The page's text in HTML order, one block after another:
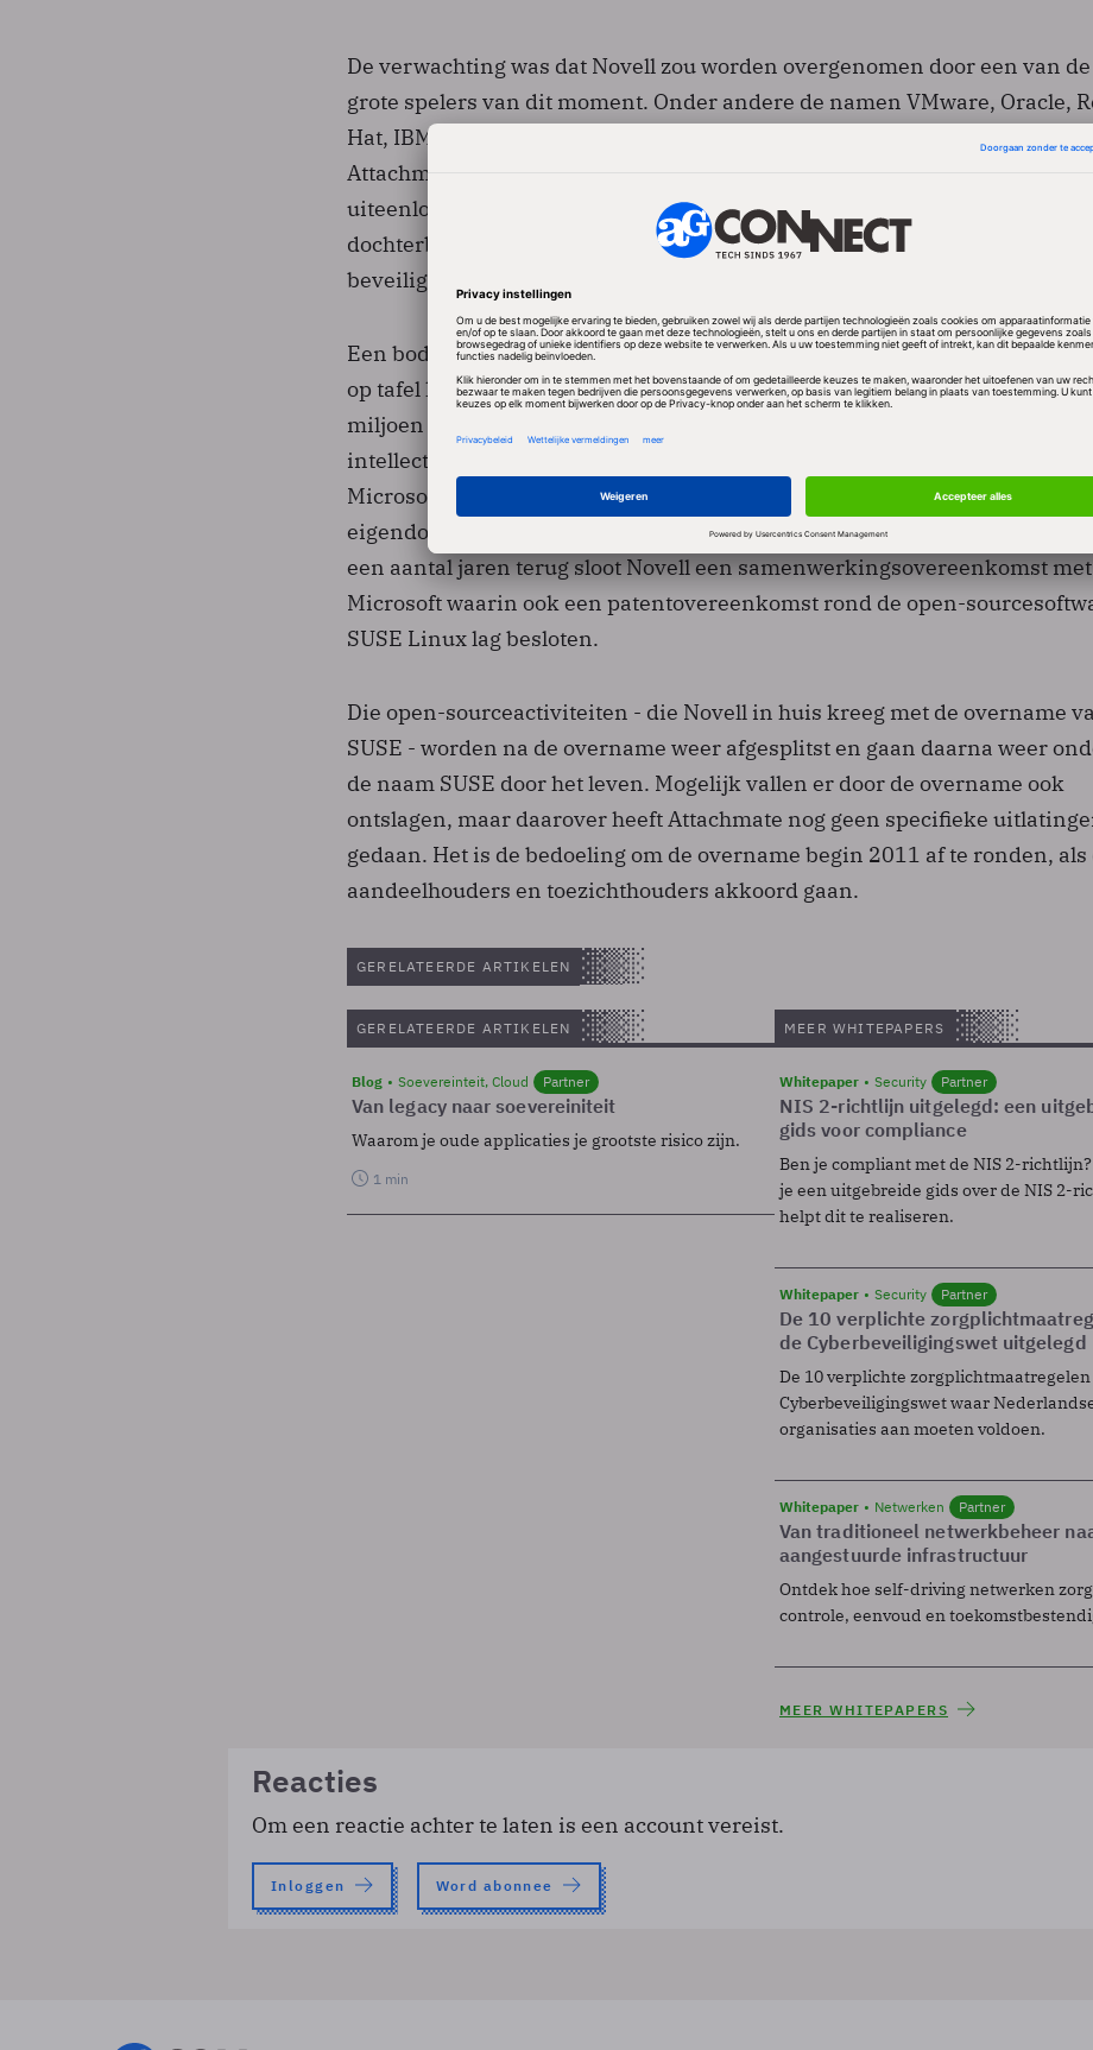
De verwachting was dat Novell zou worden overgenomen door een van de
grote spelers van dit moment. Onder andere de namen VMware, Oracle,
Hat, IBM en HP circuleerden. In plaats daarvan wordt het minder bekende
Attachmate eigenaar. Attachmate is een Amerikaanse leverancier van
uiteenlopende IT-diensten die eigendom is van een groep investeerders.
dochterbedrijf NetIQ is het actief in de markt van systeembeheer en
beveiliging.
Een bod van 6 dollar 10 dollarcent betekent dat Attachmate 2,2 miljard
op tafel legt. De feitelijke overnameprijs voor Attachmate valt overigens
miljoen dollar lager uit doordat Novell voor dat bedrag een deel van zijn
intellectueel eigendom verkoopt aan CPTN Holdings; dat is een door
Microsoft georganiseerd consortium van IT-bedrijven. Om welk
eigendom het gaat, is niet bekend. De open-sourcewereld houdt de adem
een aantal jaren terug sloot Novell een samenwerkingsovereenkomst met
Microsoft waarin ook een patentovereenkomst rond de open-
SUSE Linux lag besloten.
Die open-sourceactiviteiten - die Novell in huis kreeg met de overname
SUSE - worden na de overname weer afgesplitst en gaan daarna weer
de naam SUSE door het leven. Mogelijk vallen er door de overname ook
ontslagen, maar daarover heeft Attachmate nog geen specifieke
gedaan. Het is de bedoeling om de overname begin 2011 af te ronden, als
aandeelhouders en toezichthouders akkoord gaan.
GERELATEERDE ARTIKELEN
GERELATEERDE ARTIKELEN
Blog Soevereinteit, Cloud Partner
Van legacy naar soevereiniteit
Waarom je oude applicaties je grootste risico zijn.
1 min
MEER WHITEPAPERS
Whitepaper Security Partner
NIS 2-richtlijn uitgelegd: een
gids voor compliance
Ben je compliant met de NIS 2-
je een uitgebreide gids over de NIS 2-
helpt dit te realiseren.
Whitepaper Security Partner
De 10 verplichte
de Cyberbeveiligingswet uitgelegd
De 10 verplichte zorgplichtmaatregelen
Cyberbeveiligingswet waar
organisaties aan moeten voldoen.
Whitepaper Netwerken Partner
Van traditioneel netwerkbeheer
aangestuurde infrastructuur
Ontdek hoe self-driving netwerken
controle, eenvoud en
MEER WHITEPAPERS
Reacties
Om een reactie achter te laten is een account vereist.
Inloggen Word abonnee